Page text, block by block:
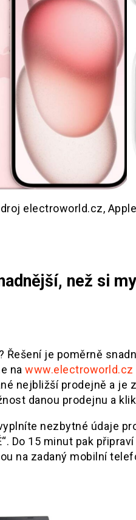
electroworld.cz,
než si
Řešení je poměrně
na www.electroworld.cz
nejbližší prodejně a je
danou prodejnu a
nezbytné údaje
Do 15 minut pak
na zadaný mobilní